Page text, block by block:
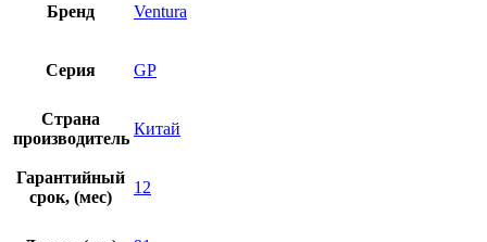
Бренд Ventura
Серия GP
Страна
производитель
Китай
Гарантийный
срок, (мес)
12